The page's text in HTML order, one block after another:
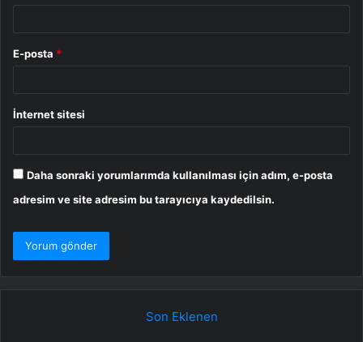
E-posta *
İnternet sitesi
Daha sonraki yorumlarımda kullanılması için adım, e-posta
adresim ve site adresim bu tarayıcıya kaydedilsin.
Son Eklenen